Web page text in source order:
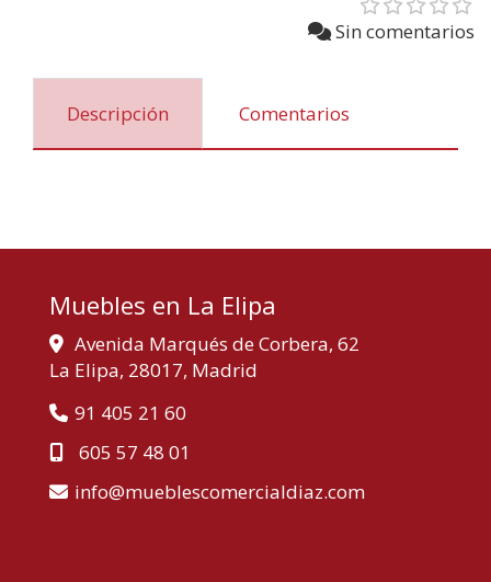
Sin comentarios
Descripción Comentarios
Muebles en La Elipa
Avenida Marqués de Corbera, 62
La Elipa, 28017, Madrid
91 405 21 60
605 57 48 01
info
mueblescomercialdiaz.com